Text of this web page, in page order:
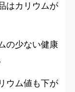
はカリウムが
の少ない健康
ウム値も下が